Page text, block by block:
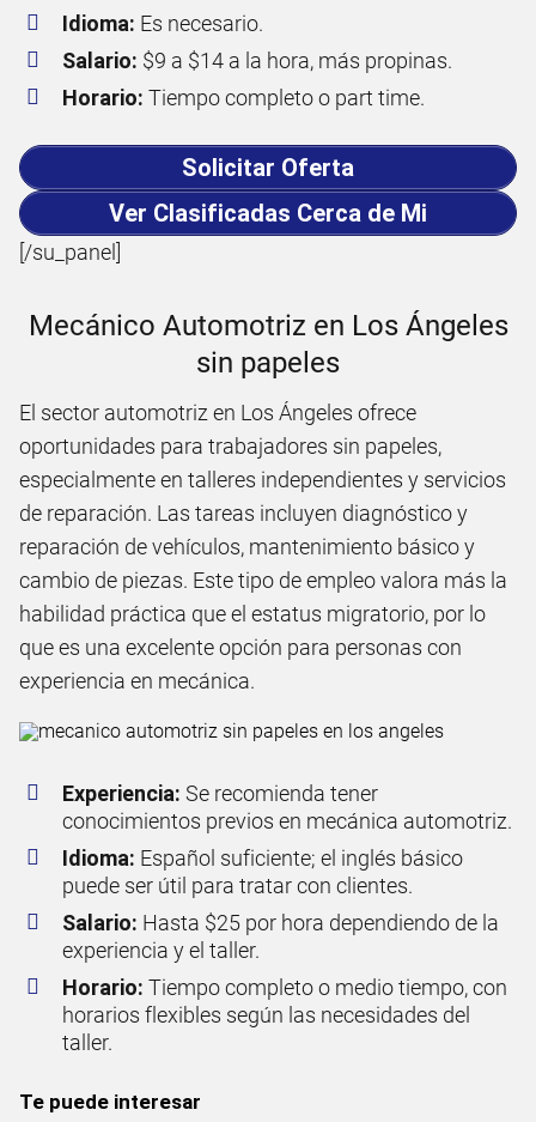
Idioma: Es necesario.
Salario: $9 a $14 a la hora, más propinas.
Horario: Tiempo completo o part time.
Solicitar Oferta
Ver Clasificadas Cerca de Mi
[/su_panel]
Mecánico Automotriz en Los Ángeles
sin papeles
El sector automotriz en Los Ángeles ofrece
oportunidades para trabajadores sin papeles,
especialmente en talleres independientes y servicios
de reparación. Las tareas incluyen diagnóstico y
reparación de vehículos, mantenimiento básico y
cambio de piezas. Este tipo de empleo valora más la
habilidad práctica que el estatus migratorio, por lo
que es una excelente opción para personas con
experiencia en mecánica.
Experiencia: Se recomienda tener
conocimientos previos en mecánica automotriz.
Idioma: Español suficiente; el inglés básico
puede ser útil para tratar con clientes.
Salario: Hasta $25 por hora dependiendo de la
experiencia y el taller.
Horario: Tiempo completo o medio tiempo, con
horarios flexibles según las necesidades del
taller.
Te puede interesar